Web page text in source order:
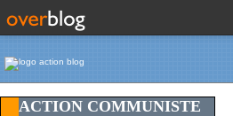
ACTION COMMUNISTE